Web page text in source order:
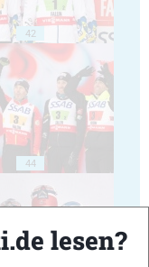
42
44
lesen?